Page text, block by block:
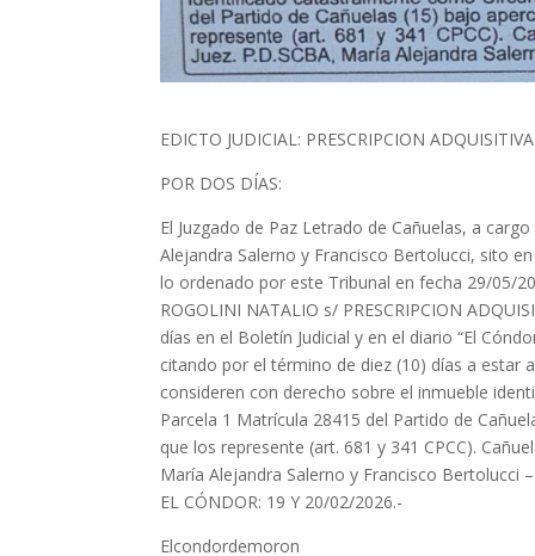
EDICTO JUDICIAL: PRESCRIPCION
POR DOS DÍAS:
El Juzgado de Paz Letrado de Cañuelas, a
Alejandra Salerno y Francisco Bertolucci, sito
lo ordenado por este Tribunal en fecha 29/05/
ROGOLINI NATALIO s/ PRESCRIPCION
días en el Boletín Judicial y en el diario “El
citando por el término de diez (10) días a estar
consideren con derecho sobre el inmueble
Parcela 1 Matrícula 28415 del Partido de
que los represente (art. 681 y 341 CPCC).
María Alejandra Salerno y Francisco Bertolucci
EL CÓNDOR: 19 Y 20/02/2026.-
Elcondordemoron